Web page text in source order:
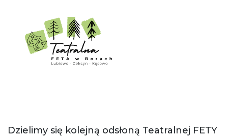
Dzielimy się kolejną odsłoną Teatralnej FETY